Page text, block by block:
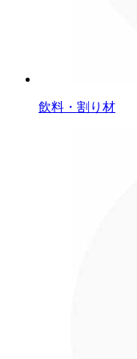
飲料・割り材